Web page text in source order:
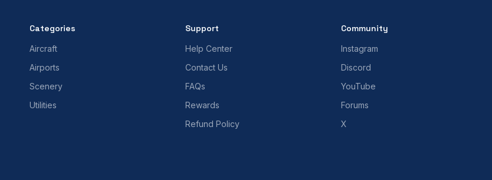
Categories
Aircraft
Airports
Scenery
Utilities
Support
Help Center
Contact Us
FAQs
Rewards
Refund Policy
Community
Instagram
Discord
YouTube
Forums
X